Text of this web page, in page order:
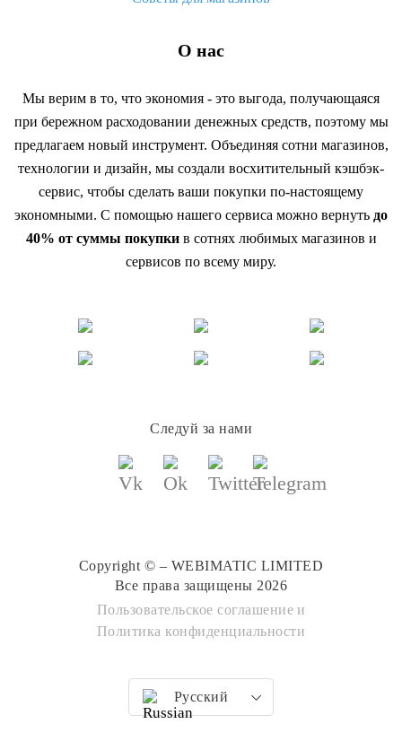
О нас
Мы верим в то, что экономия - это выгода, получающаяся
при бережном расходовании денежных средств, поэтому мы
предлагаем новый инструмент. Объединяя сотни магазинов,
технологии и дизайн, мы создали восхитительный кэшбэк-
сервис, чтобы сделать ваши покупки по-настоящему
экономными. С помощью нашего сервиса можно вернуть до
40% от суммы покупкив сотнях любимых магазинов и
сервисов по всему миру.
Следуй за нами
Copyright © – WEBIMATIC LIMITED
Все права защищены 2026
Пользовательское соглашение и
Политика конфиденциальности
Русский